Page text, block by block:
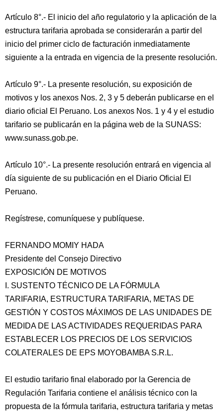
Artículo 8°.- El inicio del año regulatorio y la aplicación de la
estructura tarifaria aprobada se considerarán a partir del
inicio del primer ciclo de facturación inmediatamente
siguiente a la entrada en vigencia de la presente resolución.
Artículo 9°.- La presente resolución, su exposición de
motivos y los anexos Nos. 2, 3 y 5 deberán publicarse en el
diario oficial El Peruano. Los anexos Nos. 1 y 4 y el estudio
tarifario se publicarán en la página web de la SUNASS:
www.sunass.gob.pe.
Artículo 10°.- La presente resolución entrará en vigencia al
día siguiente de su publicación en el Diario Oficial El
Peruano.
Regístrese, comuníquese y publíquese.
FERNANDO MOMIY HADA
Presidente del Consejo Directivo
EXPOSICIÓN DE MOTIVOS
I. SUSTENTO TÉCNICO DE LA FÓRMULA
TARIFARIA, ESTRUCTURA TARIFARIA, METAS DE
GESTIÓN Y COSTOS MÁXIMOS DE LAS UNIDADES DE
MEDIDA DE LAS ACTIVIDADES REQUERIDAS PARA
ESTABLECER LOS PRECIOS DE LOS SERVICIOS
COLATERALES DE EPS MOYOBAMBA S.R.L.
El estudio tarifario final elaborado por la Gerencia de
Regulación Tarifaria contiene el análisis técnico con la
propuesta de la fórmula tarifaria, estructura tarifaria y metas